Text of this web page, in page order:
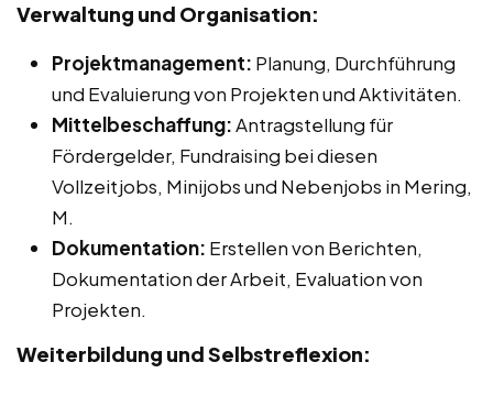
Verwaltung und Organisation:
Projektmanagement: Planung, Durchführung
und Evaluierung von Projekten und Aktivitäten.
Mittelbeschaffung:Antragstellung für
Fördergelder, Fundraising bei diesen
Vollzeitjobs, Minijobs und Nebenjobs in Mering,
M.
Dokumentation: Erstellen von Berichten,
Dokumentation der Arbeit, Evaluation von
Projekten.
Weiterbildung und Selbstreflexion: